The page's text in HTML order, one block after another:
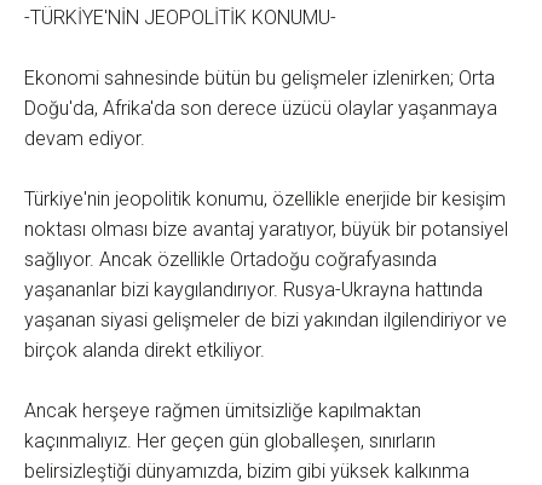
-TÜRKİYE'NİN JEOPOLİTİK KONUMU-
Ekonomi sahnesinde bütün bu gelişmeler izlenirken; Orta
Doğu'da, Afrika'da son derece üzücü olaylar yaşanmaya
devam ediyor.
Türkiye'nin jeopolitik konumu, özellikle enerjide bir kesişim
noktası olması bize avantaj yaratıyor, büyük bir potansiyel
sağlıyor. Ancak özellikle Ortadoğu coğrafyasında
yaşananlar bizi kaygılandırıyor. Rusya-Ukrayna hattında
yaşanan siyasi gelişmeler de bizi yakından ilgilendiriyor ve
birçok alanda direkt etkiliyor.
Ancak herşeye rağmen ümitsizliğe kapılmaktan
kaçınmalıyız. Her geçen gün globalleşen, sınırların
belirsizleştiği dünyamızda, bizim gibi yüksek kalkınma